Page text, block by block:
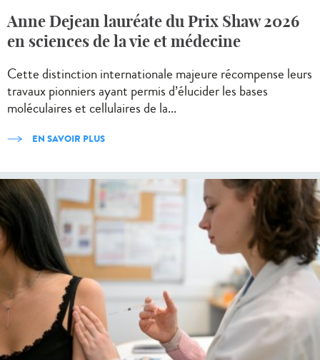
Anne Dejean lauréate du Prix Shaw 2026
en sciences de la vie et médecine
Cette distinction internationale majeure récompense leurs
travaux pionniers ayant permis d’élucider les bases
moléculaires et cellulaires de la...
EN SAVOIR PLUS